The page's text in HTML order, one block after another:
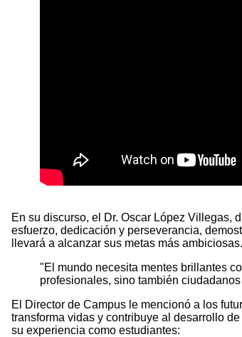
En su discurso, el Dr. Oscar López Villegas,
esfuerzo, dedicación y perseverancia,
llevará a alcanzar sus metas más ambiciosas.
"El mundo necesita mentes brillantes
profesionales, sino también
El Director de Campus le mencionó a los
transforma vidas y contribuye al desarrollo
su experiencia como estudiantes: